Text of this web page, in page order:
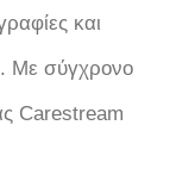
και
Με σύγχρονο
Carestream